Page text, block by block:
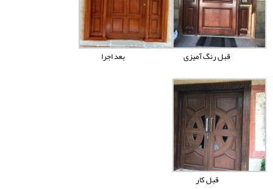
قبل رنگ آمیزی بعد اجرا
قبل کار